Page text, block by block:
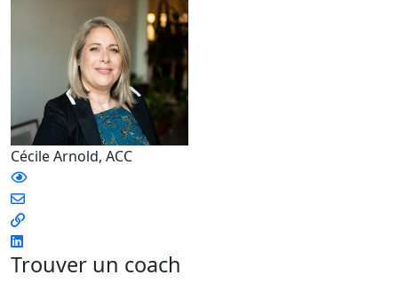
Cécile Arnold, ACC
Trouver un coach